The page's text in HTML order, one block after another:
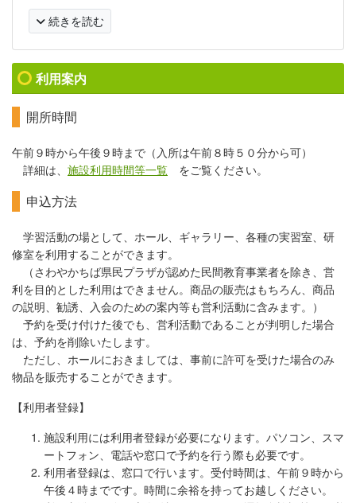
続きを読む
利用案内
開所時間
午前９時から午後９時まで（入所は午前８時５０分から可）
詳細は、 施設利用時間等一覧 をご覧ください。
申込方法
学習活動の場として、ホール、ギャラリー、各種の実習室、研
修室を利用することができます。
（さわやかちば県民プラザが認めた民間教育事業者を除き、営
利を目的とした利用はできません。商品の販売はもちろん、商品
の説明、勧誘、入会のための案内等も営利活動に含みます。）
予約を受け付けた後でも、営利活動であることが判明した場合
は、予約を削除いたします。
ただし、ホールにおきましては、事前に許可を受けた場合のみ
物品を販売することができます。
【利用者登録】
施設利用には利用者登録が必要になります。パソコン、スマ
ートフォン、電話や窓口で予約を行う際も必要です。
利用者登録は、窓口で行います。受付時間は、午前９時から
午後４時までです。時間に余裕を持ってお越しください。